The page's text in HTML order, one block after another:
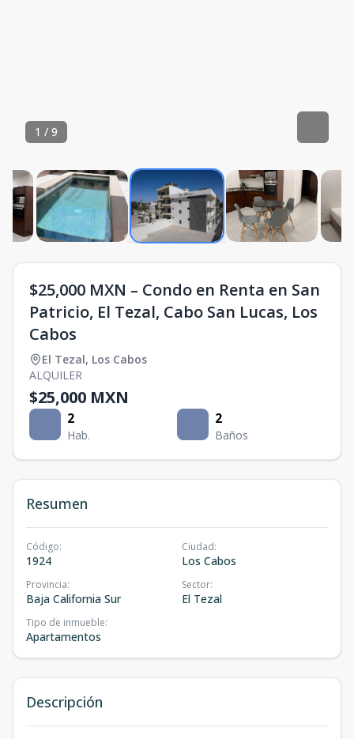
1 / 9
$25,000 MXN – Condo en Renta en San
Patricio, El Tezal, Cabo San Lucas, Los
Cabos
El Tezal, Los Cabos
ALQUILER
$25,000 MXN
2
Hab.
2
Baños
Resumen
Código:
1924
Ciudad:
Los Cabos
Provincia:
Baja California Sur
Sector:
El Tezal
Tipo de inmueble:
Apartamentos
Descripción